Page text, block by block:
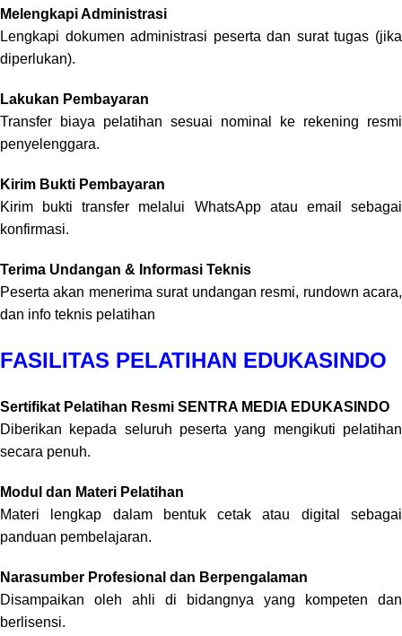
Melengkapi Administrasi
Lengkapi dokumen administrasi peserta dan surat tugas (jika
diperlukan).
Lakukan Pembayaran
Transfer biaya pelatihan sesuai nominal ke rekening resmi
penyelenggara.
Kirim Bukti Pembayaran
Kirim bukti transfer melalui WhatsApp atau email sebagai
konfirmasi.
Terima Undangan & Informasi Teknis
Peserta akan menerima surat undangan resmi, rundown acara,
dan info teknis pelatihan
FASILITAS PELATIHAN EDUKASINDO
Sertifikat Pelatihan Resmi SENTRA MEDIA EDUKASINDO
Diberikan kepada seluruh peserta yang mengikuti pelatihan
secara penuh.
Modul dan Materi Pelatihan
Materi lengkap dalam bentuk cetak atau digital sebagai
panduan pembelajaran.
Narasumber Profesional dan Berpengalaman
Disampaikan oleh ahli di bidangnya yang kompeten dan
berlisensi.